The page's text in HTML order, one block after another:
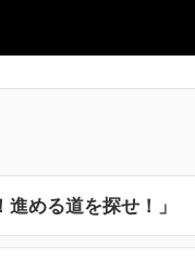
める道を探せ！」